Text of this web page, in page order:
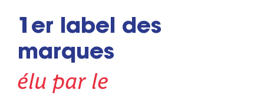
1er label des
marques
élu par le